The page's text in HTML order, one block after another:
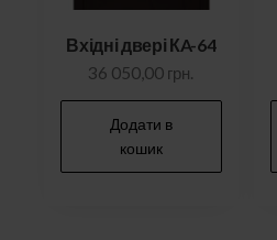
Вхідні двері КA-64
36 050,00 грн.
Додати в
кошик